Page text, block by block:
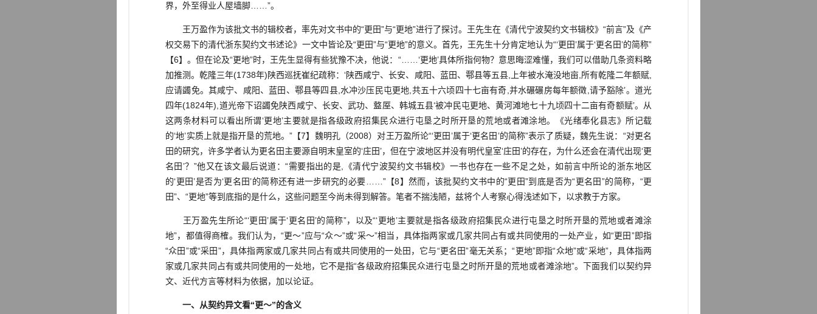
界，外至得业人屋墙脚……”。
王万盈作为该批文书的辑校者，率先对文书中的“更田”与“更地”进行了探讨。王先生在《清代宁波契约文书辑校》“前言”及《产
权交易下的清代浙东契约文书述论》一文中皆论及“更田”与“更地”的意义。首先，王先生十分肯定地认为“‘更田’属于‘更名田’的简称”
【6】。但在论及“更地”时，王先生显得有些犹豫不决，他说：“……‘更地’具体所指何物？意思晦涩难懂，我们可以借助几条资料略
加推测。乾隆三年(1738年)陕西巡抚崔纪疏称：‘陕西咸宁、长安、咸阳、蓝田、鄠县等五县,上年被水淹没地亩,所有乾隆二年额赋,
应请蠲免。其咸宁、咸阳、蓝田、鄠县等四县,水冲沙压民屯更地,共五十六顷四十七亩有奇,并水碾碾房每年额徵,请予豁除’。道光
四年(1824年),道光帝下诏蠲免陕西咸宁、长安、武功、盩厔、韩城五县‘被冲民屯更地、黄河滩地七十九顷四十二亩有奇额赋’。从
这两条材料可以看出所谓‘更地’主要就是指各级政府招集民众进行屯垦之时所开垦的荒地或者滩涂地。《光绪奉化县志》所记载
的‘地’实质上就是指开垦的荒地。”【7】魏明孔（2008）对王万盈所论“‘更田’属于‘更名田’的简称”表示了质疑，魏先生说：“对更名
田的研究，许多学者认为更名田主要源自明末皇室的‘庄田’，但在宁波地区并没有明代皇室‘庄田’的存在，为什么还会在清代出现‘更
名田’？”他又在该文最后说道：“需要指出的是,《清代宁波契约文书辑校》一书也存在一些不足之处，如前言中所论的浙东地区
的‘更田’是否为‘更名田’的简称还有进一步研究的必要……”【8】然而，该批契约文书中的“更田”到底是否为“更名田”的简称，“更
田”、“更地”等到底指的是什么，这些问题至今尚未得到解答。笔者不揣浅陋，兹将个人考察心得浅述如下，以求教于方家。
王万盈先生所论“‘更田’属于‘更名田’的简称”，以及“‘更地’主要就是指各级政府招集民众进行屯垦之时所开垦的荒地或者滩涂
地”，都值得商榷。我们认为，“更～”应与“众～”或“采～”相当，具体指两家或几家共同占有或共同使用的一处产业，如“更田”即指
“众田”或“采田”，具体指两家或几家共同占有或共同使用的一处田，它与“更名田”毫无关系；“更地”即指“众地”或“采地”，具体指两
家或几家共同占有或共同使用的一处地，它不是指“各级政府招集民众进行屯垦之时所开垦的荒地或者滩涂地”。下面我们以契约异
文、近代方言等材料为依据，加以论证。
一、从契约异文看“更～”的含义